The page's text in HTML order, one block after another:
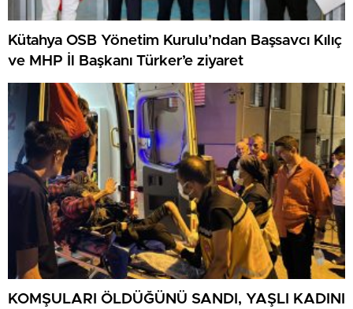
Kütahya OSB Yönetim Kurulu’ndan Başsavcı Kılıç
ve MHP İl Başkanı Türker’e ziyaret
KOMŞULARI ÖLDÜĞÜNÜ SANDI, YAŞLI KADINI